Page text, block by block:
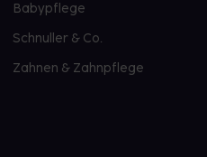
Babypflege
Schnuller & Co.
Zahnen & Zahnpflege